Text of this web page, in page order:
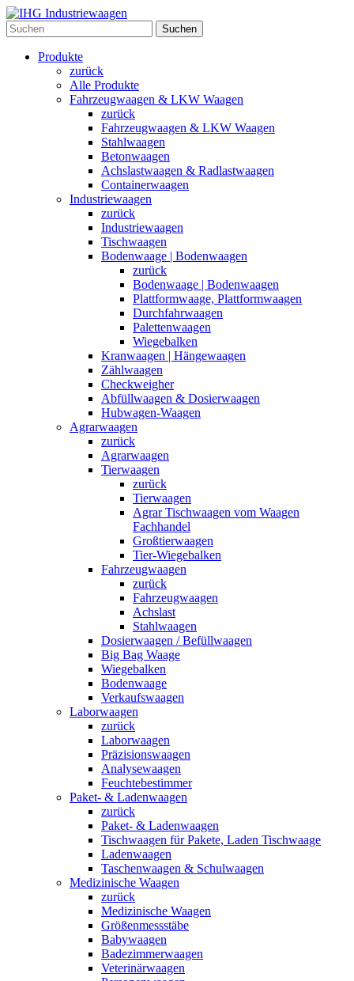
Suchen
Produkte
zurück
Alle Produkte
Fahrzeugwaagen & LKW Waagen
zurück
Fahrzeugwaagen & LKW Waagen
Stahlwaagen
Betonwaagen
Achslastwaagen & Radlastwaagen
Containerwaagen
Industriewaagen
zurück
Industriewaagen
Tischwaagen
Bodenwaage | Bodenwaagen
zurück
Bodenwaage | Bodenwaagen
Plattformwaage, Plattformwaagen
Durchfahrwaagen
Palettenwaagen
Wiegebalken
Kranwaagen | Hängewaagen
Zählwaagen
Checkweigher
Abfüllwaagen & Dosierwaagen
Hubwagen-Waagen
Agrarwaagen
zurück
Agrarwaagen
Tierwaagen
zurück
Tierwaagen
Agrar Tischwaagen vom Waagen
Fachhandel
Großtierwaagen
Tier-Wiegebalken
Fahrzeugwaagen
zurück
Fahrzeugwaagen
Achslast
Stahlwaagen
Dosierwaagen / Befüllwaagen
Big Bag Waage
Wiegebalken
Bodenwaage
Verkaufswaagen
Laborwaagen
zurück
Laborwaagen
Präzisionswaagen
Analysewaagen
Feuchtebestimmer
Paket- & Ladenwaagen
zurück
Paket- & Ladenwaagen
Tischwaagen für Pakete, Laden Tischwaage
Ladenwaagen
Taschenwaagen & Schulwaagen
Medizinische Waagen
zurück
Medizinische Waagen
Größenmessstäbe
Babywaagen
Badezimmerwaagen
Veterinärwaagen